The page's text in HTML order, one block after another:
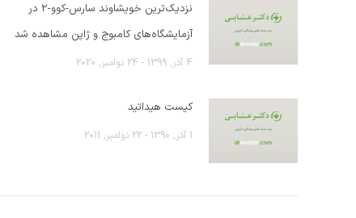
نزدیک‌ترین خویشاوند سارس-کوو-۲ در
آزمایشگاه‌های کامبوج و ژاپن مشاهده شد
4 آذر, 1399 - 24 نوامبر, 2020
کیست هیداتید
1 آذر, 1390 - 22 نوامبر, 2011